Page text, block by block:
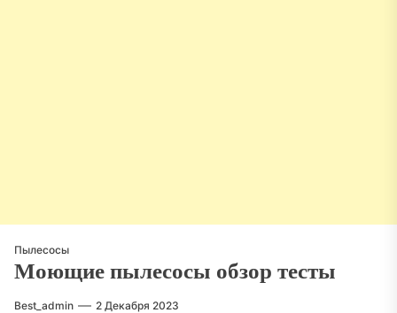
Пылесосы
Моющие пылесосы обзор тесты
Best_admin 2 Декабря 2023